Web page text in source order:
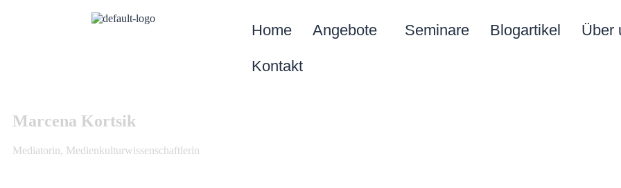
Home Angebote Seminare Blogartikel Über
Kontakt
Marcena Kortsik
Mediatorin, Medienkulturwissenschaftlerin